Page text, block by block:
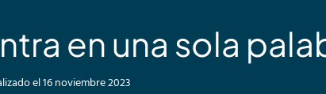
en una sola
el16 noviembre 2023